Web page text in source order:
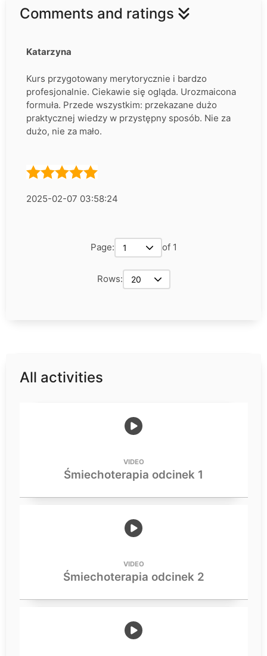
Comments and ratings
Katarzyna
Kurs przygotowany merytorycznie i bardzo
profesjonalnie. Ciekawie się ogląda. Urozmaicona
formuła. Przede wszystkim: przekazane dużo
praktycznej wiedzy w przystępny sposób. Nie za
dużo, nie za mało.
2025-02-07 03:58:24
Page: 1 of 1
Rows: 20
All activities
VIDEO
Śmiechoterapia odcinek 1
VIDEO
Śmiechoterapia odcinek 2